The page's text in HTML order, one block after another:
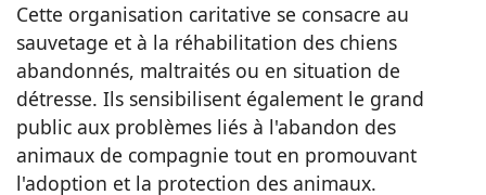
Cette organisation caritative se consacre au
sauvetage et à la réhabilitation des chiens
abandonnés, maltraités ou en situation de
détresse. Ils sensibilisent également le grand
public aux problèmes liés à l'abandon des
animaux de compagnie tout en promouvant
l'adoption et la protection des animaux.